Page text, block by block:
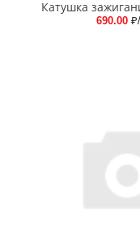
Катушка
690.00